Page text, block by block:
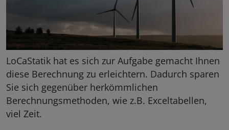
LoCaStatik hat es sich zur Aufgabe gemacht Ihnen
diese Berechnung zu erleichtern. Dadurch sparen
Sie sich gegenüber herkömmlichen
Berechnungsmethoden, wie z.B. Exceltabellen,
viel Zeit.